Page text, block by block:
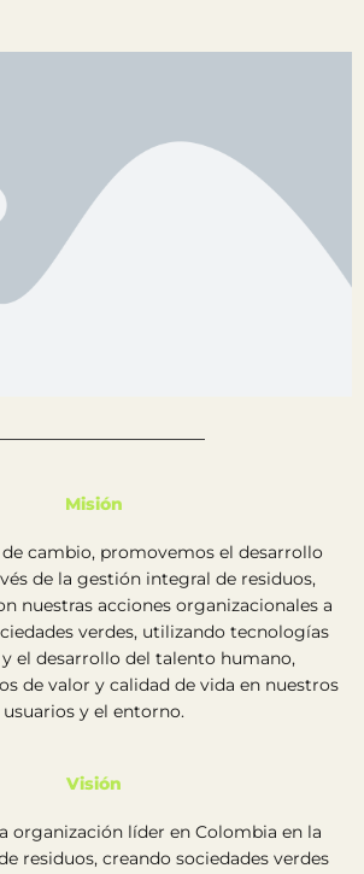
Misión
cambio, promovemos el desarrollo
de la gestión integral de residuos,
nuestras acciones organizacionales a
verdes, utilizando tecnologías
el desarrollo del talento humano,
de valor y calidad de vida en nuestros
usuarios y el entorno.
Visión
organización líder en Colombia en la
residuos, creando sociedades verdes